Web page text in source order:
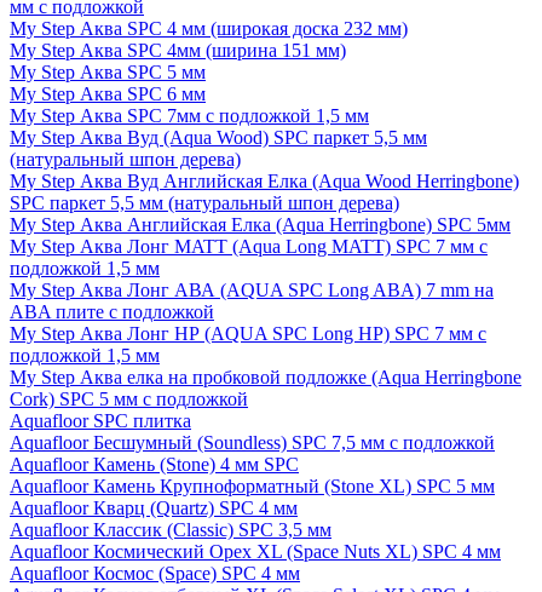
мм с подложкой
My Step Аква SPC 4 мм (широкая доска 232 мм)
My Step Аква SPC 4мм (ширина 151 мм)
My Step Аква SPC 5 мм
My Step Аква SPC 6 мм
My Step Аква SPC 7мм c подложкой 1,5 мм
My Step Аква Вуд (Aqua Wood) SPC паркет 5,5 мм
(натуральный шпон дерева)
My Step Аква Вуд Английская Елка (Aqua Wood Herringbone)
SPC паркет 5,5 мм (натуральный шпон дерева)
My Step Аква Английская Елка (Aqua Herringbone) SPC 5мм
My Step Аква Лонг MATT (Aqua Long MATT) SPC 7 мм с
подложкой 1,5 мм
My Step Аква Лонг АВА (AQUA SPC Long ABA) 7 mm на
ABA плите с подложкой
My Step Аква Лонг НР (AQUA SPC Long HP) SPC 7 мм с
подложкой 1,5 мм
My Step Аква елка на пробковой подложке (Aqua Herringbone
Cork) SPC 5 мм с подложкой
Aquafloor SPC плитка
Aquafloor Бесшумный (Soundless) SPC 7,5 мм с подложкой
Aquafloor Камень (Stone) 4 мм SPC
Aquafloor Камень Крупноформатный (Stone XL) SPC 5 мм
Aquafloor Кварц (Quartz) SPC 4 мм
Aquafloor Классик (Classic) SPC 3,5 мм
Aquafloor Космический Орех XL (Space Nuts XL) SPC 4 мм
Aquafloor Космос (Space) SPC 4 мм